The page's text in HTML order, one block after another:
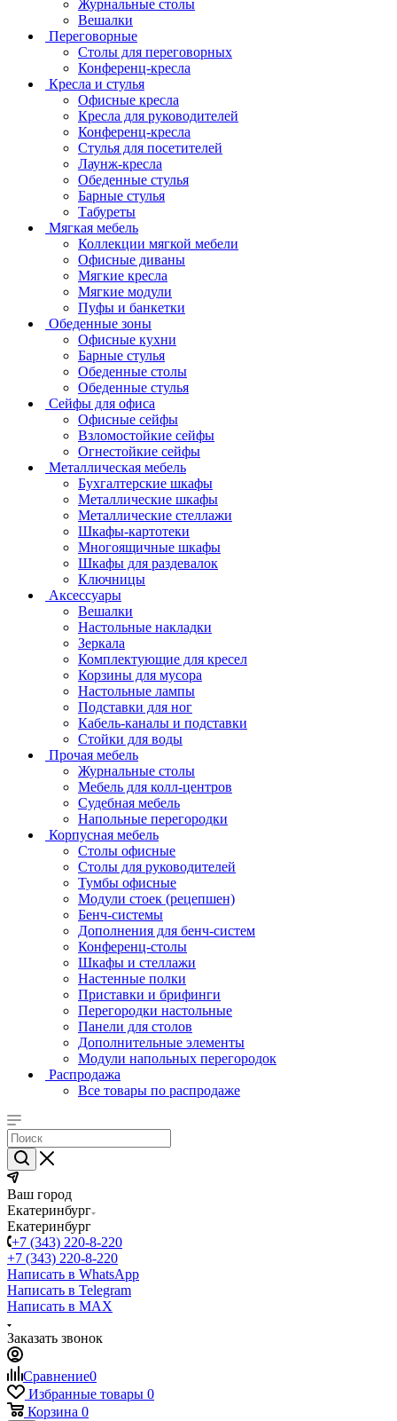
Журнальные столы
Вешалки
Переговорные
Столы для переговорных
Конференц-кресла
Кресла и стулья
Офисные кресла
Кресла для руководителей
Конференц-кресла
Стулья для посетителей
Лаунж-кресла
Обеденные стулья
Барные стулья
Табуреты
Мягкая мебель
Коллекции мягкой мебели
Офисные диваны
Мягкие кресла
Мягкие модули
Пуфы и банкетки
Обеденные зоны
Офисные кухни
Барные стулья
Обеденные столы
Обеденные стулья
Сейфы для офиса
Офисные сейфы
Взломостойкие сейфы
Огнестойкие сейфы
Металлическая мебель
Бухгалтерские шкафы
Металлические шкафы
Металлические стеллажи
Шкафы-картотеки
Многоящичные шкафы
Шкафы для раздевалок
Ключницы
Аксессуары
Вешалки
Настольные накладки
Зеркала
Комплектующие для кресел
Корзины для мусора
Настольные лампы
Подставки для ног
Кабель-каналы и подставки
Стойки для воды
Прочая мебель
Журнальные столы
Мебель для колл-центров
Судебная мебель
Напольные перегородки
Корпусная мебель
Столы офисные
Столы для руководителей
Тумбы офисные
Модули стоек (рецепшен)
Бенч-системы
Дополнения для бенч-систем
Конференц-столы
Шкафы и стеллажи
Настенные полки
Приставки и брифинги
Перегородки настольные
Панели для столов
Дополнительные элементы
Модули напольных перегородок
Распродажа
Все товары по распродаже
Ваш город
Екатеринбург
Екатеринбург
+7 (343) 220-8-220
+7 (343) 220-8-220
Написать в WhatsApp
Написать в Telegram
Написать в MAX
Заказать звонок
Сравнение0
Избранные товары 0
Корзина 0